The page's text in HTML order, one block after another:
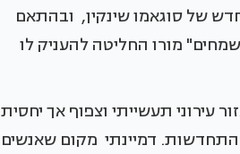
של סוגאמו שינקין, ובהתאם
מורו החליטה להעניק לו
של רחוב באזור עירוני תעשייתי וצפוף אך יחסית
התחדשות. דמיינתי מקום שאנשים